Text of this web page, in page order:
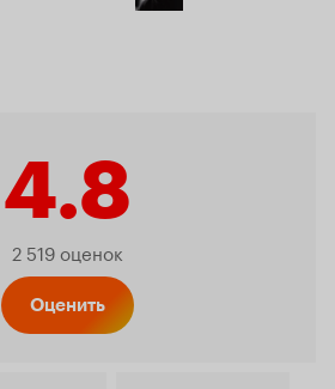
4.8
Рейтинг
2 519 оценок
Оценить